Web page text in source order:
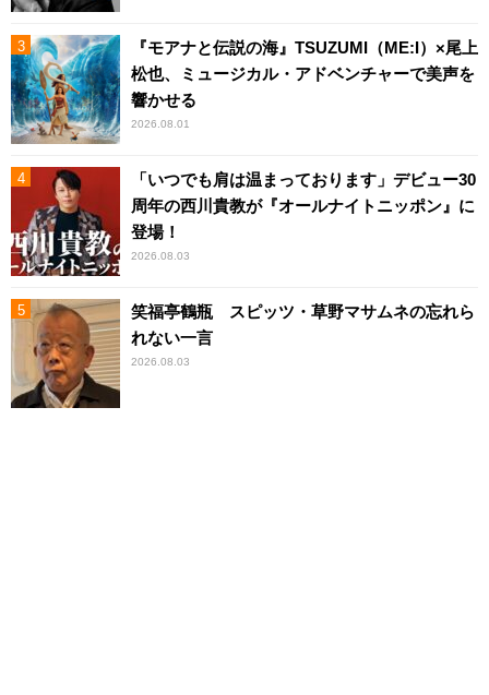
『モアナと伝説の海』TSUZUMI（ME:I）×尾上
松也、ミュージカル・アドベンチャーで美声を
響かせる
2026.08.01
「いつでも肩は温まっております」デビュー30
周年の西川貴教が『オールナイトニッポン』に
登場！
2026.08.03
笑福亭鶴瓶 スピッツ・草野マサムネの忘れら
れない一言
2026.08.03